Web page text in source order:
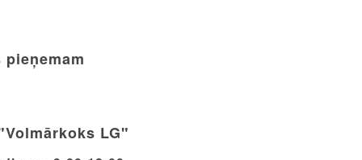
pieņemam
LG"